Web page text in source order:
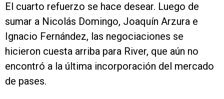
El cuarto refuerzo se hace desear. Luego de
sumar a Nicolás Domingo, Joaquín Arzura e
Ignacio Fernández, las negociaciones se
hicieron cuesta arriba para River, que aún no
encontró a la última incorporación del mercado
de pases.